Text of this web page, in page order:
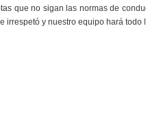
que no sigan las normas de
irrespetó y nuestro equipo hará